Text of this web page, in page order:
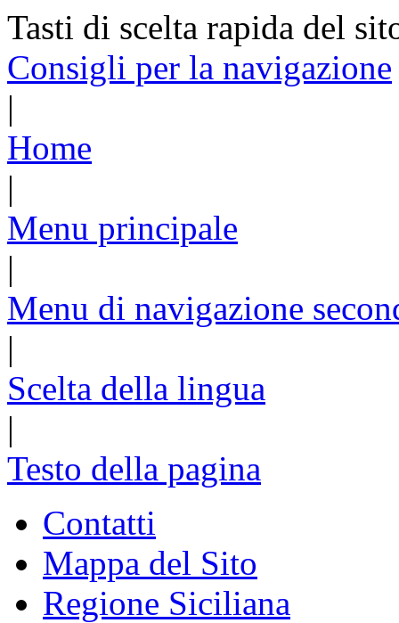
Tasti di scelta rapida del
Consigli per la navigazione
|
Home
|
Menu principale
|
Menu di navigazione
|
Scelta della lingua
|
Testo della pagina
Contatti
Mappa del Sito
Regione Siciliana